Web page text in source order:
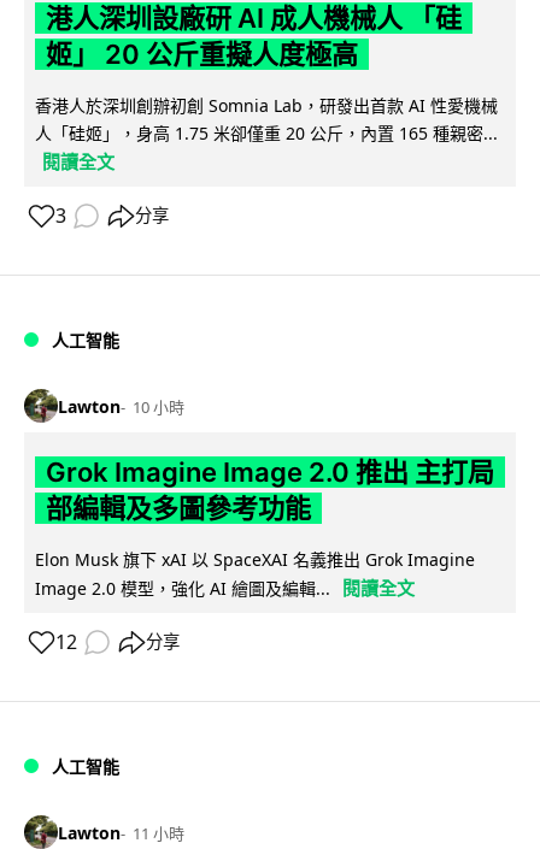
港人深圳設廠研 AI 成人機械人 「硅
姬」 20 公斤重擬人度極高
香港人於深圳創辦初創 Somnia Lab，研發出首款 AI 性愛機械
人「硅姬」，身高 1.75 米卻僅重 20 公斤，內置 165 種親密...
閱讀全文
3 分享
人工智能
Lawton 10 小時
Grok Imagine Image 2.0 推出 主打局
部編輯及多圖參考功能
Elon Musk 旗下 xAI 以 SpaceXAI 名義推出 Grok Imagine
Image 2.0 模型，強化 AI 繪圖及編輯...
閱讀全文
12 分享
人工智能
Lawton 11 小時